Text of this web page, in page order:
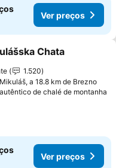
Ver preços
aos favoritos
Chata
1.520
a 18.8 km de Brezno
de chalé de montanha
Ver preços